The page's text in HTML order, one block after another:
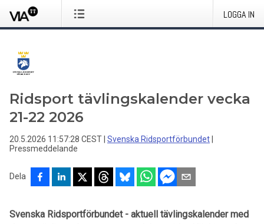
LOGGA IN
Ridsport tävlingskalender vecka
21-22 2026
20.5.2026 11:57:28 CEST Svenska Ridsportförbundet
Pressmeddelande
Dela
Svenska Ridsportförbundet - aktuell tävlingskalender med